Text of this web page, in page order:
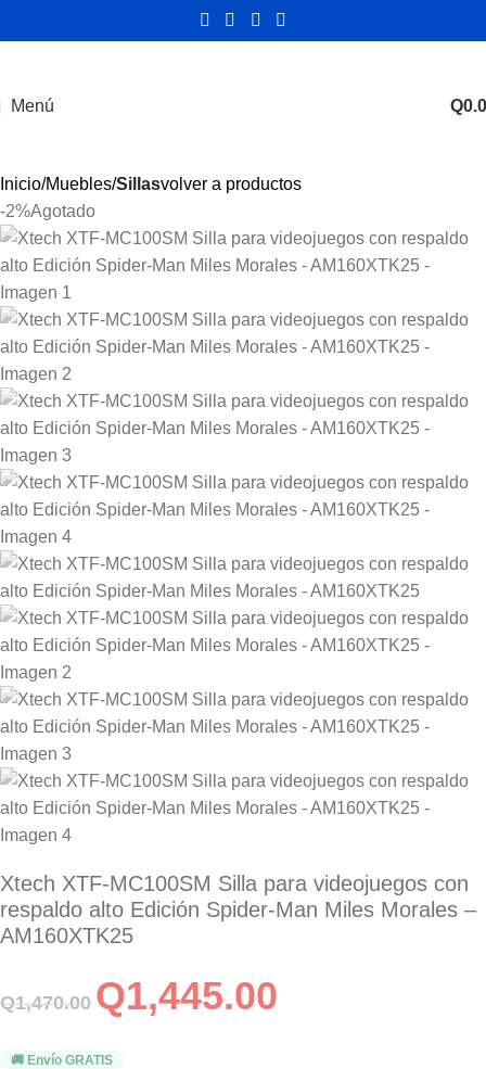
Menú Q
Inicio Muebles Sillasvolver a productos
-2%Agotado
Xtech XTF-MC100SM Silla para videojuegos con
respaldo alto Edición Spider-Man Miles Morales –
AM160XTK25
Q1,470.00 Q1,445.00
🚚 Envío GRATIS